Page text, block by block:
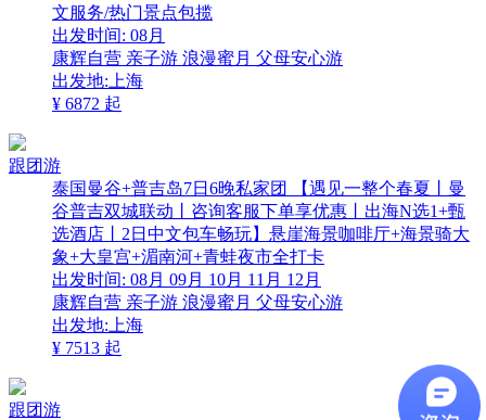
文服务/热门景点包揽
出发时间: 08月
康辉自营 亲子游 浪漫蜜月 父母安心游
出发地:上海
¥ 6872 起
跟团游
泰国曼谷+普吉岛7日6晚私家团 【遇见一整个春夏丨曼
谷普吉双城联动丨咨询客服下单享优惠丨出海N选1+甄
选酒店丨2日中文包车畅玩】悬崖海景咖啡厅+海景骑大
象+大皇宫+湄南河+青蛙夜市全打卡
出发时间: 08月 09月 10月 11月 12月
康辉自营 亲子游 浪漫蜜月 父母安心游
出发地:上海
¥ 7513 起
跟团游